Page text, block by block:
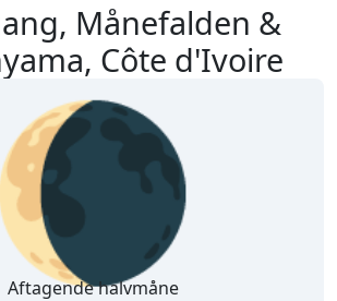
Månefalden &
Côte d'Ivoire
🌘
Aftagende halvmåne